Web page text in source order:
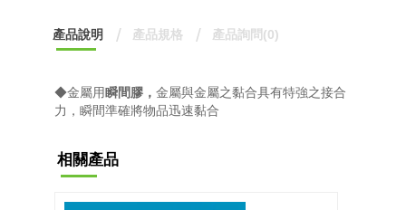
產品說明 產品規格 產品詢問(0)
◆金屬用瞬間膠， 金屬與金屬之黏合具有特強之接合
力，瞬間準確將物品迅速黏合
相關產品